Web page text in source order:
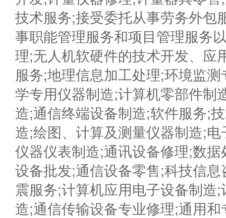
技术服务;接受委托从事劳务外包
事职能管理服务和项目管理服务
理;无人机软硬件的技术开发、应
服务;地理信息加工处理;环境监
学专用仪器制造;计算机零部件制
造;通信终端设备制造;软件服务;
造;绘图、计算及测量仪器制造;
仪器仪表制造;通讯设备修理;数
设备批发;通信设备零售;科技信
震服务;计算机应用电子设备制造
造;通信传输设备专业修理;通用